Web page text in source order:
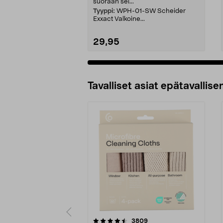
suoraan sei...
Tyyppi: WPH-01-SW Scheider
Exxact Valkoine...
29,95
Tavalliset asiat
3809arvostelut
4.5viidestä